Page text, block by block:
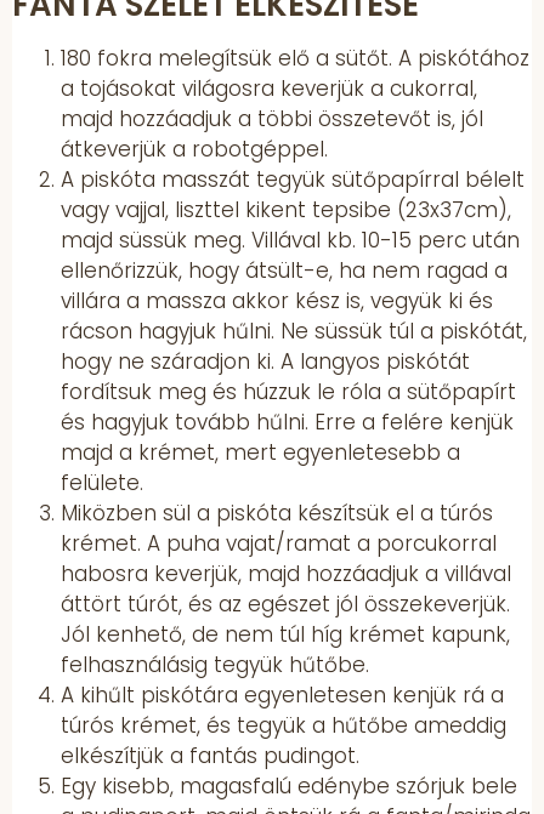
180 fokra melegítsük elő a sütőt. A piskótához
a tojásokat világosra keverjük a cukorral,
majd hozzáadjuk a többi összetevőt is, jól
átkeverjük a robotgéppel.
A piskóta masszát tegyük sütőpapírral bélelt
vagy vajjal, liszttel kikent tepsibe (23x37cm),
majd süssük meg. Villával kb. 10-15 perc után
ellenőrizzük, hogy átsült-e, ha nem ragad a
villára a massza akkor kész is, vegyük ki és
rácson hagyjuk hűlni. Ne süssük túl a piskótát,
hogy ne száradjon ki. A langyos piskótát
fordítsuk meg és húzzuk le róla a sütőpapírt
és hagyjuk tovább hűlni. Erre a felére kenjük
majd a krémet, mert egyenletesebb a
felülete.
Miközben sül a piskóta készítsük el a túrós
krémet. A puha vajat/ramat a porcukorral
habosra keverjük, majd hozzáadjuk a villával
áttört túrót, és az egészet jól összekeverjük.
Jól kenhető, de nem túl híg krémet kapunk,
felhasználásig tegyük hűtőbe.
A kihűlt piskótára egyenletesen kenjük rá a
túrós krémet, és tegyük a hűtőbe ameddig
elkészítjük a fantás pudingot.
Egy kisebb, magasfalú edénybe szórjuk bele